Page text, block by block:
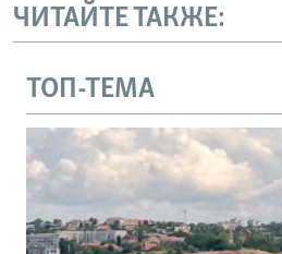
ЧИТАЙТЕ ТАКЖЕ:
ТОП-ТЕМА